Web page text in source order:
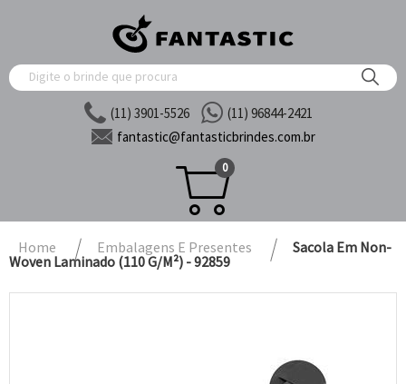
(11) 3901-5526
(11) 96844-2421
fantastic@fantasticbrindes.com.br
0
Home Embalagens E Presentes
Sacola Em Non-
Woven Laminado (110 G/m²) - 92859